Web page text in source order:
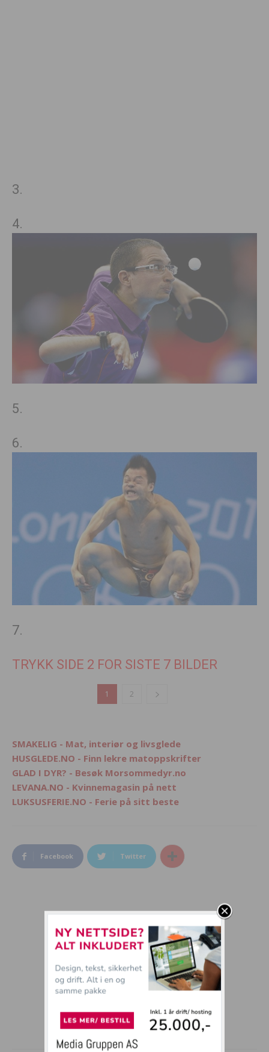
3.
4.
5.
6.
7.
TRYKK SIDE 2 FOR SISTE 7 BILDER
1 2
SMAKELIG - Mat, interiør og livsglede
HUSGLEDE.NO - Finn lekre matoppskrifter
GLAD I DYR? - Besøk Morsommedyr.no
LEVANA.NO - Kvinnemagasin på nett
LUKSUSFERIE.NO - Ferie på sitt beste
Facebook Twitter